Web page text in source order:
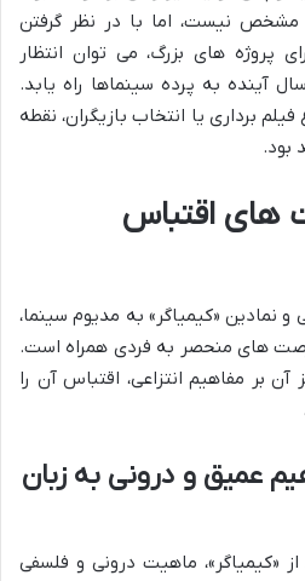
مشخص نیست، اما با در نظر گرفتن
پروژه های بزرگ، می توان انتظار
آینده به پرده سینماها راه یابد.
برداری یا انتخاب بازیگران، نقطه
بود.
های اقتباس
نمادین «کیمیاگر» به مدیوم سینما،
های منحصر به فردی همراه است.
بر مفاهیم انتزاعی، اقتباس آن را
عمیق و درونی به زبان
«کیمیاگر»، ماهیت درونی و فلسفی